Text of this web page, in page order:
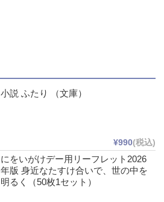
小説 ふたり （文庫）
¥990(税込)
にをいがけデー用リーフレット2026
年版 身近なたすけ合いで、世の中を
明るく（50枚1セット）